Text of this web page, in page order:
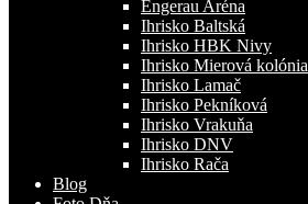
Engerau Aréna
Ihrisko Baltská
Ihrisko HBK Nivy
Ihrisko Mierová kolónia
Ihrisko Lamač
Ihrisko Pekníková
Ihrisko Vrakuňa
Ihrisko DNV
Ihrisko Rača
Blog